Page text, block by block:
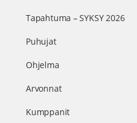
Tapahtuma – SYKSY 2026
Puhujat
Ohjelma
Arvonnat
Kumppanit